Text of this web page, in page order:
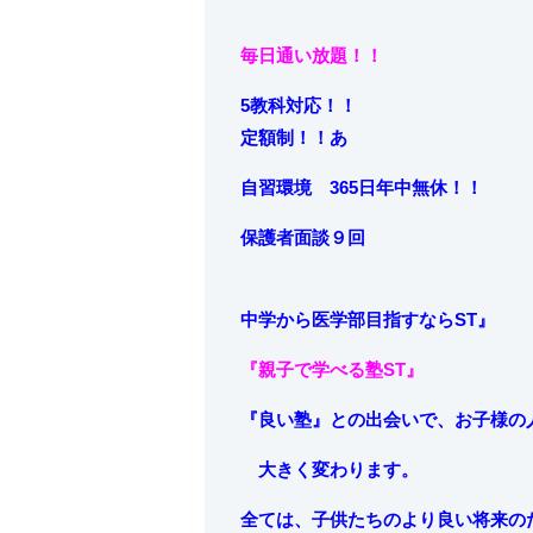
毎日通い放題！！
5教科対応！！
定額制！！あ
自習環境 365日年中無休！！
保護者面談９回
中学から医学部目指すならST』
『親子で学べる塾ST』
『良い塾』との出会いで、お子様の
大きく変わります。
全ては、子供たちのより良い将来の